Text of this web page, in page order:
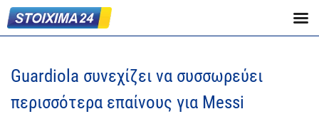
Guardiola συνεχίζει να συσσωρεύει
περισσότερα επαίνους για Messi